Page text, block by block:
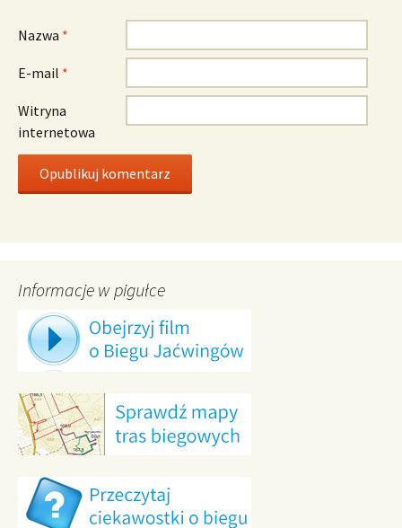
Nazwa *
E-mail *
Witryna
internetowa
Informacje w pigułce